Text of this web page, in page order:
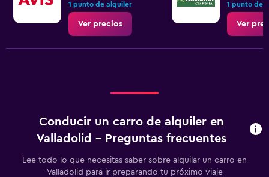
1 punto de alquiler
Ver precios
1 punto de
Ver
Conducir un carro de alquiler en
Valladolid - Preguntas frecuentes
Lee todo lo que necesitas saber sobre alquilar un carro en
Valladolid para ir preparando tu próximo viaje